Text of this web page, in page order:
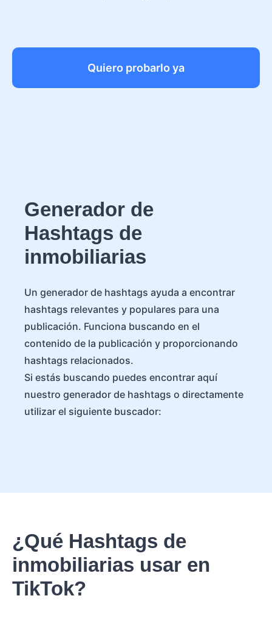
Quiero probarlo ya
Generador de
Hashtags de
inmobiliarias
Un generador de hashtags ayuda a encontrar
hashtags relevantes y populares para una
publicación. Funciona buscando en el
contenido de la publicación y proporcionando
hashtags relacionados.
Si estás buscando puedes encontrar aquí
nuestro generador de hashtags o directamente
utilizar el siguiente buscador:
¿Qué Hashtags de
inmobiliarias usar en
TikTok?